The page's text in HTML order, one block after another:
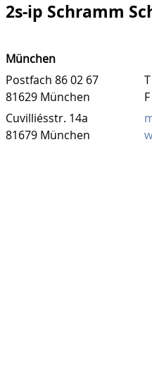
2s-ip Schramm
München
Postfach 86 02 67
81629 München
Cuvilliésstr. 14a
81679 München